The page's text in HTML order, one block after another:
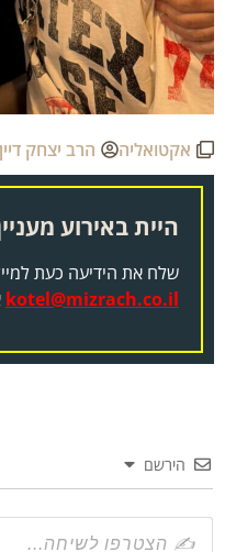
אקטואליה הרב יצחק דיין
היית באירוע
שלח את הידיעה כעת למייל
kotel@mizrach.co.il
הירשם